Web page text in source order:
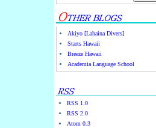
Akiyo [Lahaina Divers]
Starts Hawaii
Breeze Hawaii
Academia Language School
RSS 1.0
RSS 2.0
Atom 0.3